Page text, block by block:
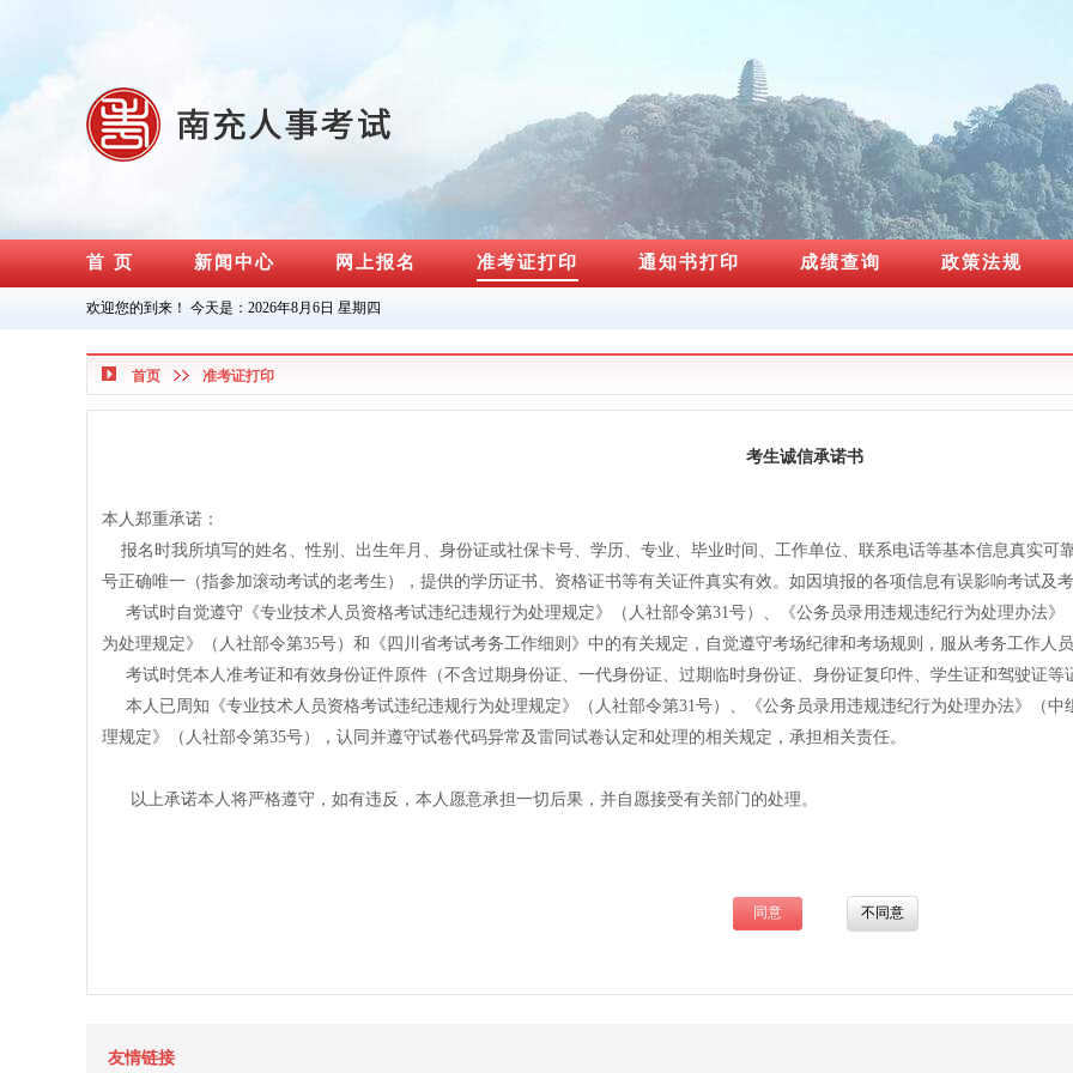
首 页 新闻中心 网上报名 准考证打印 通知书打印 成绩查询 政策法规
欢迎您的到来！ 今天是： 2026年8月6日 星期四
首页 准考证打印
考生诚信承诺书
本人郑重承诺：
报名时我所填写的姓名、性别、出生年月、身份证或社保卡号、学历、专业、毕业时间、工作单位、联系电话等基本信息真实可
号正确唯一（指参加滚动考试的老考生），提供的学历证书、资格证书等有关证件真实有效。如因填报的各项信息有误影响考试及
考试时自觉遵守《专业技术人员资格考试违纪违规行为处理规定》（人社部令第31号）、《公务员录用违规违纪行为处理办法》
为处理规定》（人社部令第35号）和《四川省考试考务工作细则》中的有关规定，自觉遵守考场纪律和考场规则，服从考务工作人
考试时凭本人准考证和有效身份证件原件（不含过期身份证、一代身份证、过期临时身份证、身份证复印件、学生证和驾驶证等
本人已周知《专业技术人员资格考试违纪违规行为处理规定》（人社部令第31号）、《公务员录用违规违纪行为处理办法》（中
理规定》（人社部令第35号），认同并遵守试卷代码异常及雷同试卷认定和处理的相关规定，承担相关责任。
以上承诺本人将严格遵守，如有违反，本人愿意承担一切后果，并自愿接受有关部门的处理。
同意 不同意
友情链接